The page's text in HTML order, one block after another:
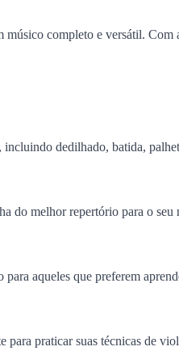
músico completo e versátil. Com
dedilhado, batida,
do melhor repertório para o seu
aqueles que preferem
praticar suas técnicas de